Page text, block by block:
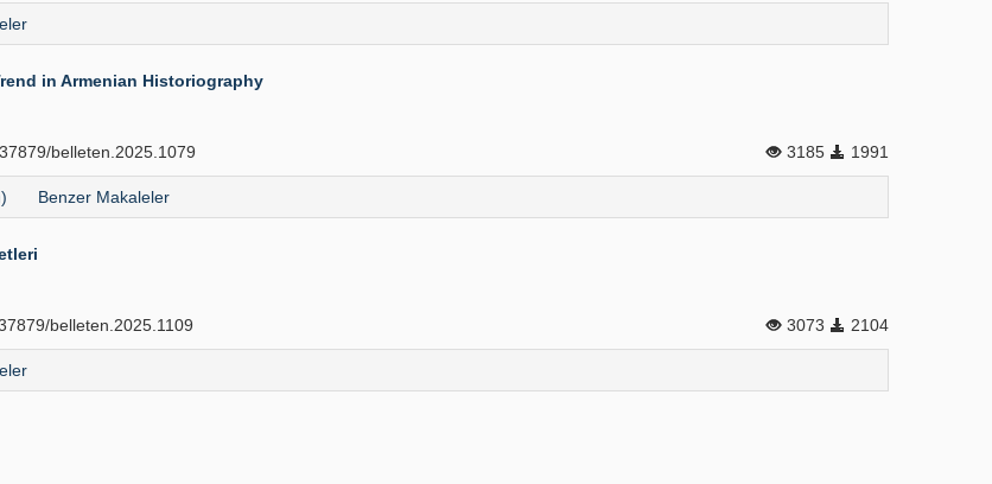
in Armenian Historiography
belleten.2025.1079 3185 1991
Benzer Makaleler
belleten.2025.1109 3073 2104